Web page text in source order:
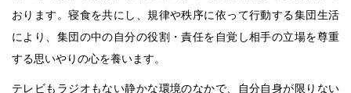
おります。寝食を共にし、規律や秩序に依って行動する集団生活
により、集団の中の自分の役割・責任を自覚し相手の立場を尊重
する思いやりの心を養います。
テレビもラジオもない静かな環境のなかで、自分自身が限りない